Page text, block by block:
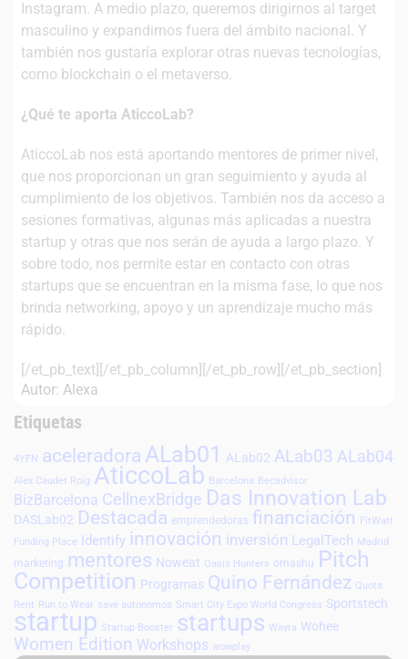
Instagram. A medio plazo, queremos dirigirnos al target
masculino y expandirnos fuera del ámbito nacional. Y
también nos gustaría explorar otras nuevas tecnologías,
como blockchain o el metaverso.
¿Qué te aporta AticcoLab?
AticcoLab nos está aportando mentores de primer nivel,
que nos proporcionan un gran seguimiento y ayuda al
cumplimiento de los objetivos. También nos da acceso a
sesiones formativas, algunas más aplicadas a nuestra
startup y otras que nos serán de ayuda a largo plazo. Y
sobre todo, nos permite estar en contacto con otras
startups que se encuentran en la misma fase, lo que nos
brinda networking, apoyo y un aprendizaje mucho más
rápido.
[/et_pb_text][/et_pb_column][/et_pb_row][/et_pb_section]
Autor: Alexa
Etiquetas
4YFN aceleradora ALab01 ALab02 ALab03 ALab04
Alex Caudet Roig AticcoLab Barcelona Becadvisor
BizBarcelona CellnexBridge Das Innovation Lab
DASLab02 Destacada emprendedoras financiación
FitWatt
Funding Place Identify innovación inversión LegalTech Madrid
marketing mentores Noweat Oasis Hunters omashu Pitch
Competition Programas Quino Fernández Quota
Rent Run to Wear save autonomos Smart City Expo World Congress Sportstech
startup Startup Booster startups Wayra Wohee
Women Edition Workshops wowplay